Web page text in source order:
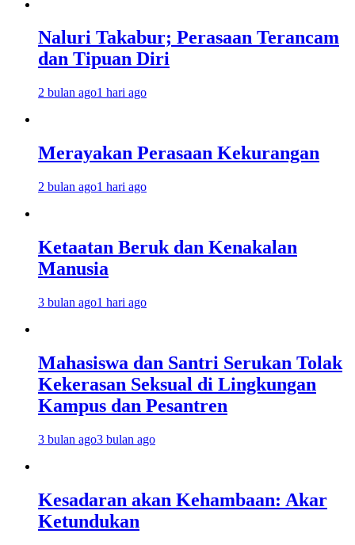
Naluri Takabur; Perasaan Terancam
dan Tipuan Diri
2 bulan ago1 hari ago
Merayakan Perasaan Kekurangan
2 bulan ago1 hari ago
Ketaatan Beruk dan Kenakalan
Manusia
3 bulan ago1 hari ago
Mahasiswa dan Santri Serukan Tolak
Kekerasan Seksual di Lingkungan
Kampus dan Pesantren
3 bulan ago3 bulan ago
Kesadaran akan Kehambaan: Akar
Ketundukan